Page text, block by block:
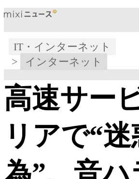
IT・インターネット
>
インターネット
高速サー
リアで“
為”、音ハ